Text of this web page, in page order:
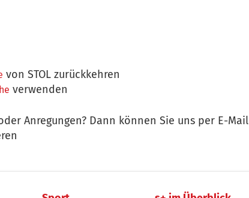
von STOL zurückkehren
verwenden
Anregungen? Dann können Sie uns per E-Mail